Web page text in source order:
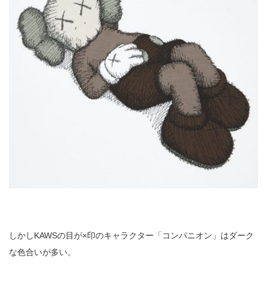
しかしKAWSの目が×印のキャラクター「コンパニオン」はダーク
な色合いが多い。